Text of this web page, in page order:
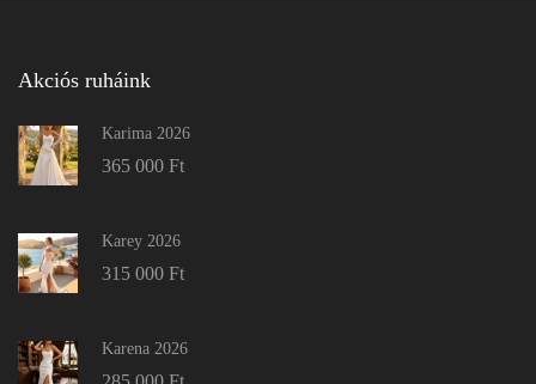
Akciós ruháink
Karima 2026
365 000 Ft
Karey 2026
315 000 Ft
Karena 2026